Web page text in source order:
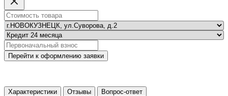
Перейти к оформлению заявки
Характеристики Отзывы Вопрос-ответ